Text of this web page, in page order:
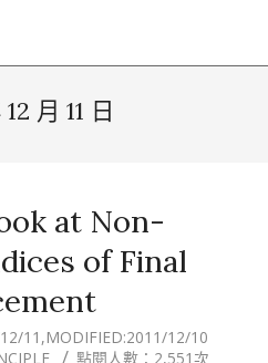
月 11 日
at Non-
of Final
11 ,MODIFIED:2011/12/10
點閱人數：2,551次